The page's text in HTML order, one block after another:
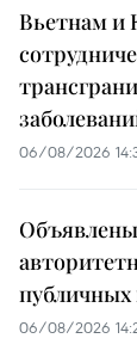
Вьетнам и
06/08/2026
06/08/2026